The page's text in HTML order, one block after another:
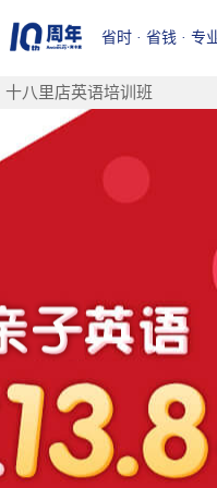
省时 · 省钱 · 专
十八里店英语培训班